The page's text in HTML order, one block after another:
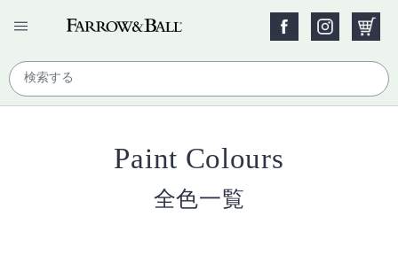
Paint Colours
全色一覧